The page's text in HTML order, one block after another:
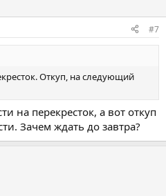
#7
Откуп, на следующий
на перекресток, а вот откуп
Зачем ждать до завтра?